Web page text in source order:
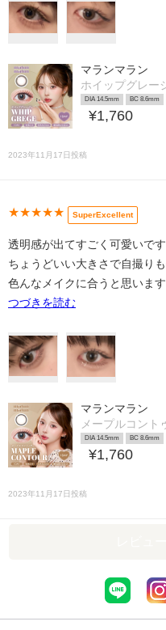
マランマラン
ホイップグレー
DIA 14.5mm BC 8.6mm
¥1,760
2023年11月17日投稿
★★★★★ SuperExcellent
透明感が出てすごく可愛いで
ちょうどいい大きさで自撮り
色んなメイクに合うと思います
つづきを読む
マランマラン
メープルコント
DIA 14.5mm BC 8.6mm
¥1,760
2023年11月17日投稿